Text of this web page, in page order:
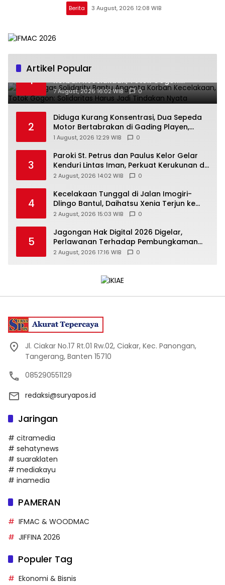
Berita 3 August, 2026 12:08 WIB
Artikel Popular
1
Ra’Nggagas Solidarity Bantu Anggota
Korban Kecelakaan, Totok Gogon:
Solidaritas Harus Jadi Tindakan Nyata
7 August, 2026 16:02 WIB 0
2
Diduga Kurang Konsentrasi, Dua Sepeda
Motor Bertabrakan di Gading Playen,
Mahasiswi Meninggal
1 August, 2026 12:29 WIB 0
3
Paroki St. Petrus dan Paulus Kelor Gelar
Kenduri Lintas Iman, Perkuat Kerukunan di
Gunungkidul
2 August, 2026 14:02 WIB 0
4
Kecelakaan Tunggal di Jalan Imogiri-
Dlingo Bantul, Daihatsu Xenia Terjun ke
Jurang
2 August, 2026 15:03 WIB 0
5
Jagongan Hak Digital 2026 Digelar,
Perlawanan Terhadap Pembungkaman
Media Digital
2 August, 2026 17:16 WIB 0
Jl. Ciakar No.17 Rt.01 Rw.02, Ciakar, Kec. Panongan,
Tangerang, Banten 15710
085290551129
redaksi@suryapos.id
Jaringan
# citramedia
# sehatynews
# suaraklaten
# mediakayu
# inamedia
PAMERAN
IFMAC & WOODMAC
JIFFINA 2026
Populer Tag
Ekonomi & Bisnis